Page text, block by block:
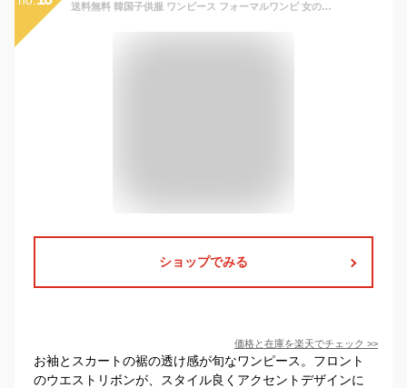
送料無料 韓国子供服 ワンピース フォーマルワンピ 女の子 夏ワンピ 結婚式 パーティー 卒園式 入学式 卒業式 発表会 受験用 チェック柄 キッズ ガールズ Aラインスカート チュール オシャレ お洒落 110cm 120cm 130cm 140cm 150cm 160cm
ショップでみる
価格と在庫を楽天でチェック >>
お袖とスカートの裾の透け感が旬なワンピース。フロント
のウエストリボンが、スタイル良くアクセントデザインに